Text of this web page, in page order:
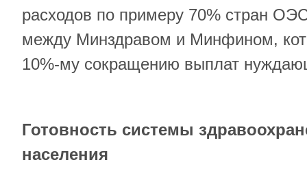
расходов по примеру 70% стран
между Минздравом и Минфином,
10%-му сокращению выплат
Готовность системы
населения